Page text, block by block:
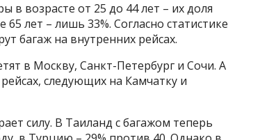
в возрасте от 25 до 44 лет – их доля
лет – лишь 33%. Согласно статистике
багаж на внутренних рейсах.
в Москву, Санкт-Петербург и Сочи. А
следующих на Камчатку и
силу. В Таиланд с багажом теперь